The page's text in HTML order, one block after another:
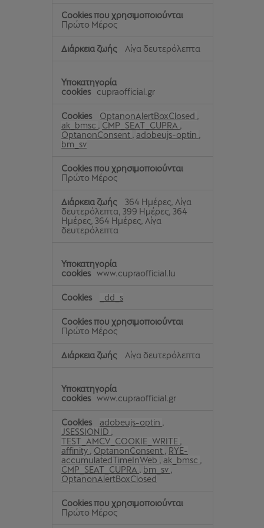
Πρώτο Μέρος
Λίγα δευτερόλεπτα
cupraofficial.gr
OptanonAlertBoxClosed
ak_bmsc
CMP_SEAT_CUPRA
OptanonConsent
,adobeujs-optin
bm_sv
Πρώτο Μέρος
364 Ημέρες, Λίγα
δευτερόλεπτα, 399 Ημέρες, 364
Ημέρες, 364 Ημέρες, Λίγα
δευτερόλεπτα
www.cupraofficial.lu
_dd_s
Πρώτο Μέρος
Λίγα δευτερόλεπτα
www.cupraofficial.gr
adobeujs-optin
JSESSIONID
TEST_AMCV_COOKIE_WRITE
affinity
OptanonConsent
RYE-
accumulatedTimeInWeb
,ak_bmsc
CMP_SEAT_CUPRA
bm_sv
OptanonAlertBoxClosed
Πρώτο Μέρος